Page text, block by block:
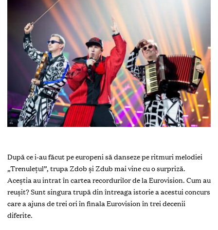
După ce i-au făcut pe europeni să danseze pe ritmuri melodiei
„Trenulețul”, trupa Zdob și Zdub mai vine cu o surpriză.
Aceștia au intrat în cartea recordurilor de la Eurovision. Cum au
reușit? Sunt singura trupă din întreaga istorie a acestui concurs
care a ajuns de trei ori în finala Eurovision în trei decenii
diferite.